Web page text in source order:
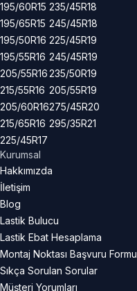
195/60R15
195/65R15
195/50R16
195/55R16
205/55R16
215/55R16
205/60R16
215/65R16
225/45R17
235/45R18
245/45R18
225/45R19
245/45R19
235/50R19
205/55R19
275/45R20
295/35R21
Kurumsal
Hakkımızda
İletişim
Blog
Lastik Bulucu
Lastik Ebat Hesaplama
Montaj Noktası Başvuru Formu
Sıkça Sorulan Sorular
Müşteri Yorumları